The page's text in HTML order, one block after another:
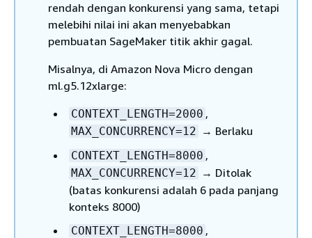
rendah dengan konkurensi yang sama, tetapi
melebihi nilai ini akan menyebabkan
pembuatan SageMaker titik akhir gagal.
Misalnya, di Amazon Nova Micro dengan
ml.g5.12xlarge:
CONTEXT_LENGTH=2000 ,
MAX_CONCURRENCY=12 → Berlaku
CONTEXT_LENGTH=8000 ,
MAX_CONCURRENCY=12 → Ditolak
(batas konkurensi adalah 6 pada panjang
konteks 8000)
CONTEXT_LENGTH=8000 ,